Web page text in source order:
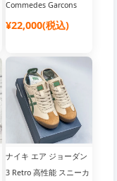
Commedes Garcons
Shirt ホワイト＆ブラッ
¥22,000(税込)
ナイキ エア ジョーダン
3 Retro 高性能 スニーカ